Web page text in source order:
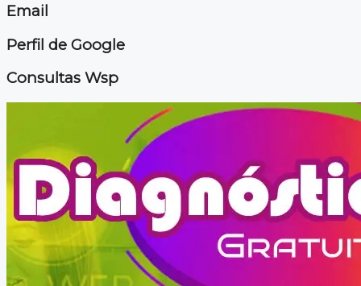
Email
Perfil de Google
Consultas Wsp